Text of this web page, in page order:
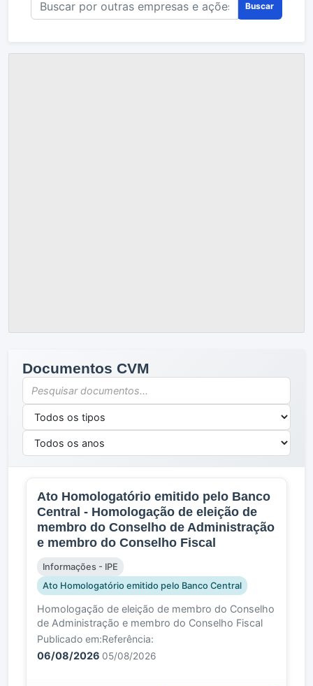
Buscar
Documentos CVM
Ato Homologatório emitido pelo Banco
Central - Homologação de eleição de
membro do Conselho de Administração
e membro do Conselho Fiscal
Informações - IPE
Ato Homologatório emitido pelo Banco Central
Homologação de eleição de membro do Conselho
de Administração e membro do Conselho Fiscal
Publicado em:
06/08/2026
Referência:
05/08/2026